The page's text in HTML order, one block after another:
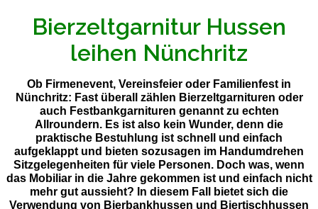
Bierzeltgarnitur Hussen
leihen Nünchritz
Ob Firmenevent, Vereinsfeier oder Familienfest in
Nünchritz: Fast überall zählen Bierzeltgarnituren oder
auch Festbankgarnituren genannt zu echten
Allroundern. Es ist also kein Wunder, denn die
praktische Bestuhlung ist schnell und einfach
aufgeklappt und bieten sozusagen im Handumdrehen
Sitzgelegenheiten für viele Personen. Doch was, wenn
das Mobiliar in die Jahre gekommen ist und einfach nicht
mehr gut aussieht? In diesem Fall bietet sich die
Verwendung von Bierbankhussen und Biertischhussen